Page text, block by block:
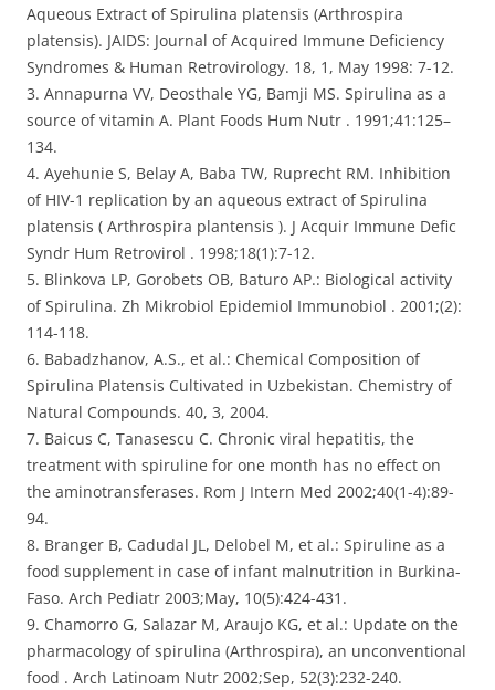
Aqueous Extract of Spirulina platensis (Arthrospira
platensis). JAIDS: Journal of Acquired Immune Deficiency
Syndromes & Human Retrovirology. 18, 1, May 1998: 7-12.
3. Annapurna VV, Deosthale YG, Bamji MS. Spirulina as a
source of vitamin A. Plant Foods Hum Nutr . 1991;41:125–
134.
4. Ayehunie S, Belay A, Baba TW, Ruprecht RM. Inhibition
of HIV-1 replication by an aqueous extract of Spirulina
platensis ( Arthrospira plantensis ). J Acquir Immune Defic
Syndr Hum Retrovirol . 1998;18(1):7-12.
5. Blinkova LP, Gorobets OB, Baturo AP.: Biological activity
of Spirulina. Zh Mikrobiol Epidemiol Immunobiol . 2001;(2):
114-118.
6. Babadzhanov, A.S., et al.: Chemical Composition of
Spirulina Platensis Cultivated in Uzbekistan. Chemistry of
Natural Compounds. 40, 3, 2004.
7. Baicus C, Tanasescu C. Chronic viral hepatitis, the
treatment with spiruline for one month has no effect on
the aminotransferases. Rom J Intern Med 2002;40(1-4):89-
94.
8. Branger B, Cadudal JL, Delobel M, et al.: Spiruline as a
food supplement in case of infant malnutrition in Burkina-
Faso. Arch Pediatr 2003;May, 10(5):424-431.
9. Chamorro G, Salazar M, Araujo KG, et al.: Update on the
pharmacology of spirulina (Arthrospira), an unconventional
food . Arch Latinoam Nutr 2002;Sep, 52(3):232-240.